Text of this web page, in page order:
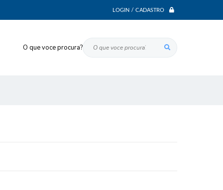
LOGIN / CADASTRO
O que voce procura?